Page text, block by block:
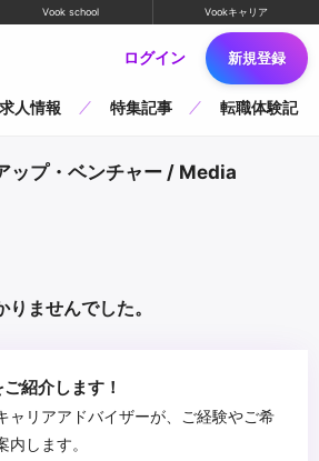
Vook school Vookキャリア
ログイン 新規登録
求人情報 特集記事 転職体験記
ップ・ベンチャー / Media
ませんでした。
紹介します！
ャリアアドバイザーが、ご経験やご希
します。